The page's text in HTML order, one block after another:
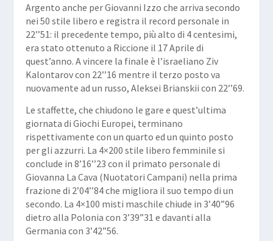
Argento anche per Giovanni Izzo che arriva secondo
nei 50 stile libero e registra il record personale in
22’’51: il precedente tempo, più alto di 4 centesimi,
era stato ottenuto a Riccione il 17 Aprile di
quest’anno. A vincere la finale è l’israeliano Ziv
Kalontarov con 22’’16 mentre il terzo posto va
nuovamente ad un russo, Aleksei Brianskii con 22’’69.
Le staffette, che chiudono le gare e quest’ultima
giornata di Giochi Europei, terminano
rispettivamente con un quarto ed un quinto posto
per gli azzurri. La 4×200 stile libero femminile si
conclude in 8’16’’23 con il primato personale di
Giovanna La Cava (Nuotatori Campani) nella prima
frazione di 2’04’’84 che migliora il suo tempo di un
secondo. La 4×100 misti maschile chiude in 3’40”96
dietro alla Polonia con 3’39”31 e davanti alla
Germania con 3’42”56.